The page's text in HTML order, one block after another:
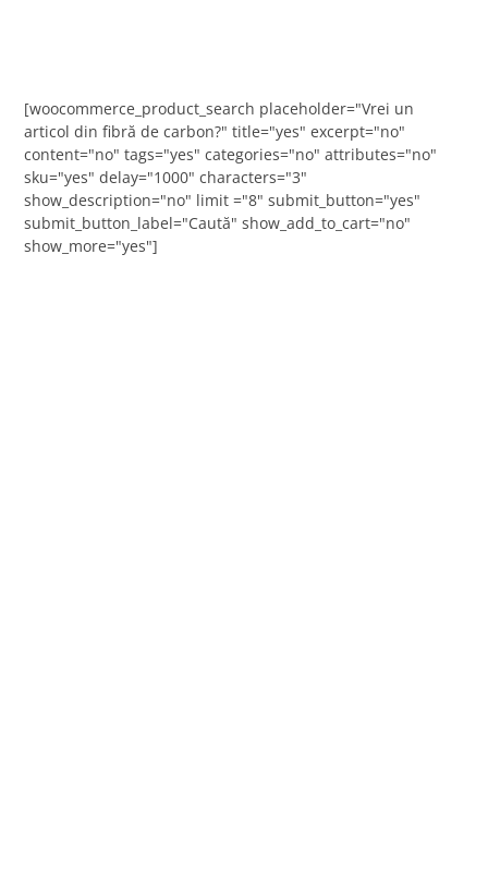
[woocommerce_product_search placeholder="Vrei un
articol din fibră de carbon?" title="yes" excerpt="no"
content="no" tags="yes" categories="no" attributes="no"
sku="yes" delay="1000" characters="3"
show_description="no" limit ="8" submit_button="yes"
submit_button_label="Caută" show_add_to_cart="no"
show_more="yes"]